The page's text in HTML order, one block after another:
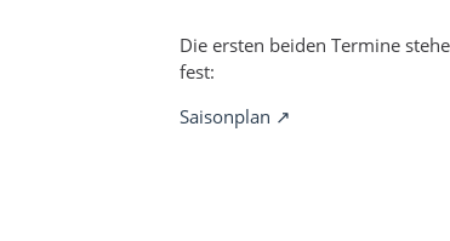
Die ersten beiden Termine
fest:
Saisonplan